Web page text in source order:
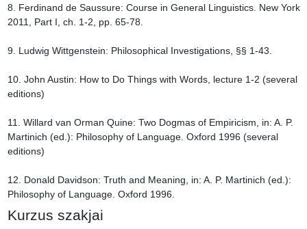
8. Ferdinand de Saussure: Course in General Linguistics. New York
2011, Part I, ch. 1-2, pp. 65-78.
9. Ludwig Wittgenstein: Philosophical Investigations, §§ 1-43.
10. John Austin: How to Do Things with Words, lecture 1-2 (several
editions)
11. Willard van Orman Quine: Two Dogmas of Empiricism, in: A. P.
Martinich (ed.): Philosophy of Language. Oxford 1996 (several
editions)
12. Donald Davidson: Truth and Meaning, in: A. P. Martinich (ed.):
Philosophy of Language. Oxford 1996.
Kurzus szakjai